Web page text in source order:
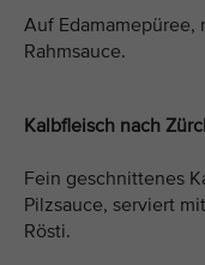
Auf Edamamepüree,
Rahmsauce.
Kalbfleisch nach
Fein geschnittenes
Pilzsauce, serviert
Rösti.